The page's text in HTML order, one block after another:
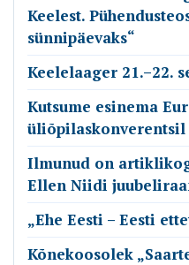
Keelest.
sünnipäevaks“
Keelelaager 21.–22.
Kutsume esinema
üliõpilaskonverentsil
Ilmunud on
Ellen Niidi
„Ehe Eesti – Eesti
Kõnekoosolek